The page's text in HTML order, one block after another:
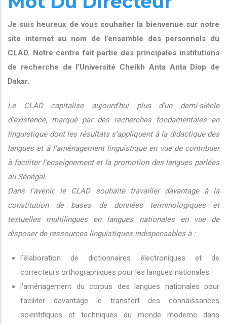
Je suis heureux de vous souhaiter la bienvenue sur notre
site internet au nom de l’ensemble des personnels du
CLAD. Notre centre fait partie des principales institutions
de recherche de l’Université Cheikh Anta Anta Diop de
Dakar.
Le CLAD capitalise aujourd’hui plus d'un demi-siècle
d’existence, marqué par des recherches fondamentales en
linguistique dont les résultats s’appliquent à la didactique des
langues et à l’aménagement linguistique en vue de contribuer
à faciliter l’enseignement et la promotion des langues parlées
au Sénégal.
Dans l’avenir, le CLAD souhaite travailler davantage à la
constitution de bases de données terminologiques et
textuelles multilingues en langues nationales en vue de
disposer de ressources linguistiques indispensables à :
l’élaboration de dictionnaires électroniques et de
correcteurs orthographiques pour les langues nationales;
l’aménagement du corpus des langues nationales pour
faciliter davantage le transfert des connaissances
scientifiques et techniques du monde moderne dans